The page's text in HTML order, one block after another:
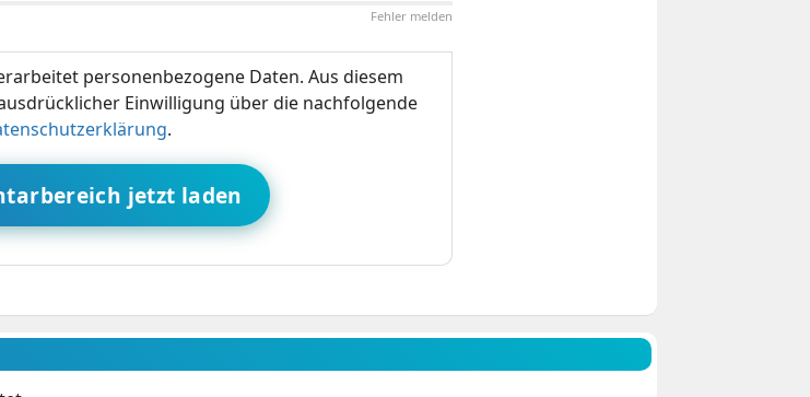
Fehler melden
personenbezogene Daten. Aus diesem
Einwilligung über die nachfolgende
.
jetzt laden